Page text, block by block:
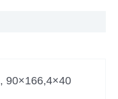
90×166,4×40